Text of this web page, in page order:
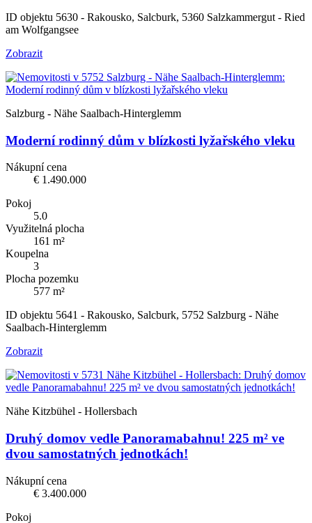
ID objektu 5630 - Rakousko, Salcburk, 5360 Salzkammergut - Ried
am Wolfgangsee
Zobrazit
Salzburg - Nähe Saalbach-Hinterglemm
Moderní rodinný dům v blízkosti lyžařského vleku
Nákupní cena
€ 1.490.000
Pokoj
5.0
Využitelná plocha
161 m²
Koupelna
3
Plocha pozemku
577 m²
ID objektu 5641 - Rakousko, Salcburk, 5752 Salzburg - Nähe
Saalbach-Hinterglemm
Zobrazit
Nähe Kitzbühel - Hollersbach
Druhý domov vedle Panoramabahnu! 225 m² ve
dvou samostatných jednotkách!
Nákupní cena
€ 3.400.000
Pokoj